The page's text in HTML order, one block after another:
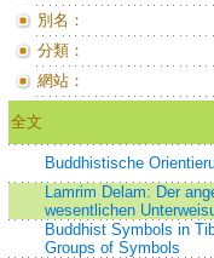
別名：
分類：
網站：
全文
Buddhistische
Lamrim Delam: Der
wesentlichen
Buddhist Symbols in
Groups of Symbols